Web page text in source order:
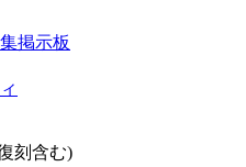
掲示板
刻含む)